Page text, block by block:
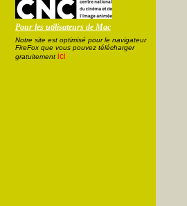
Pour les utilisateurs de Mac
Notre site est optimisé pour le navigateur
FireFox que vous pouvez télécharger
gratuitement ici